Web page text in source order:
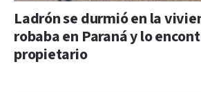
Ladrón se durmió en la
robaba en Paraná y lo
propietario